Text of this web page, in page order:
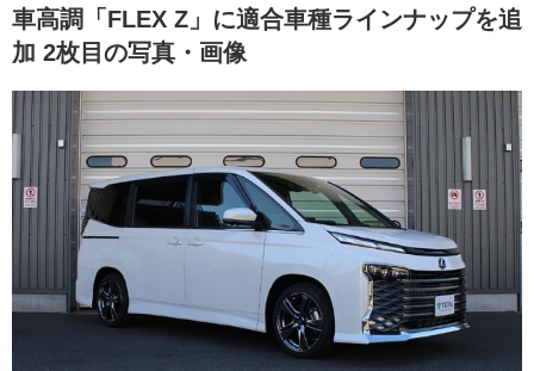
スクープ
車高調「FLEX Z」に適合車種ラインナップを追
加 2枚目の写真・画像